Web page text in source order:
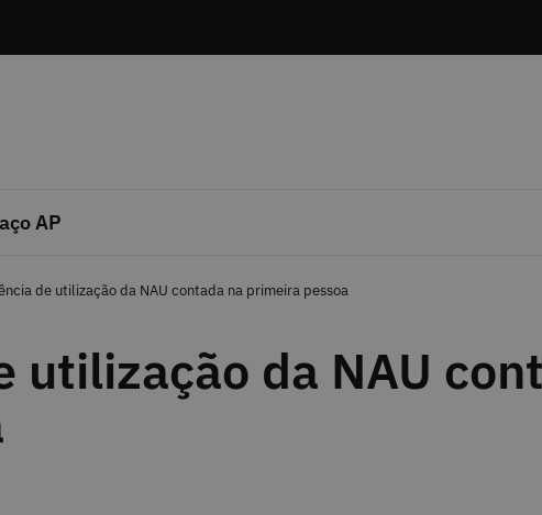
AP
de utilização da NAU contada na primeira pessoa
utilização da NAU